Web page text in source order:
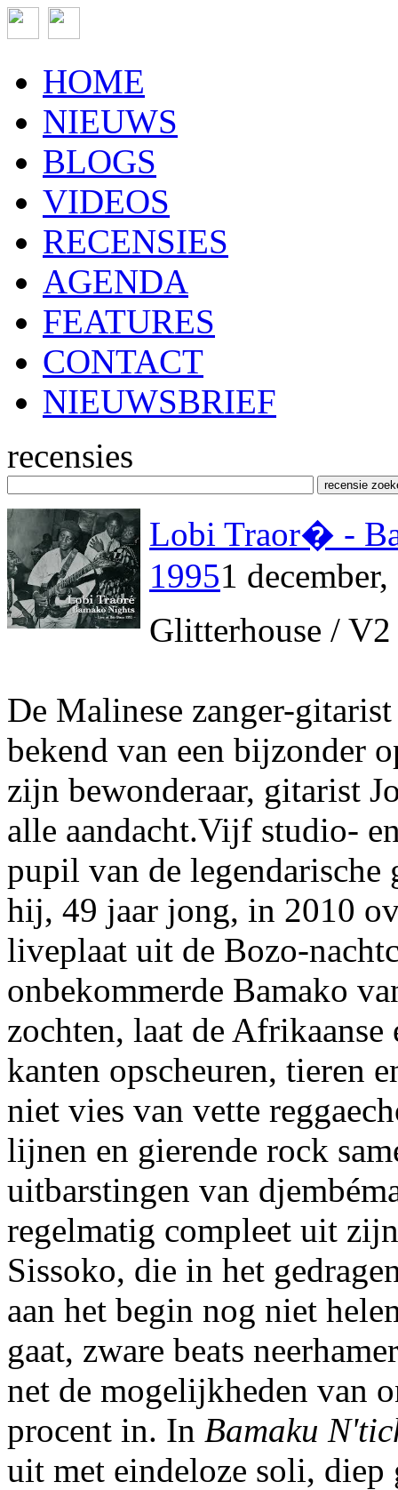
HOME
NIEUWS
BLOGS
VIDEOS
RECENSIES
AGENDA
FEATURES
CONTACT
NIEUWSBRIEF
recensies
Lobi Traor� -
19951
Glitterhouse / V2
De Malinese zanger-
bekend van een bijzonder
zijn bewonderaar, gitarist
alle aandacht.Vijf studio-
pupil van de
hij, 49 jaar jong, in 2010
liveplaat uit de Bozo-
onbekommerde Bamako
zochten, laat de
kanten opscheuren, tieren
niet vies van vette
lijnen en gierende rock
uitbarstingen van
regelmatig compleet uit
Sissoko, die in het
aan het begin nog niet
gaat, zware beats
net de mogelijkheden van
procent in. In Bamaku
uit met eindeloze soli, diep